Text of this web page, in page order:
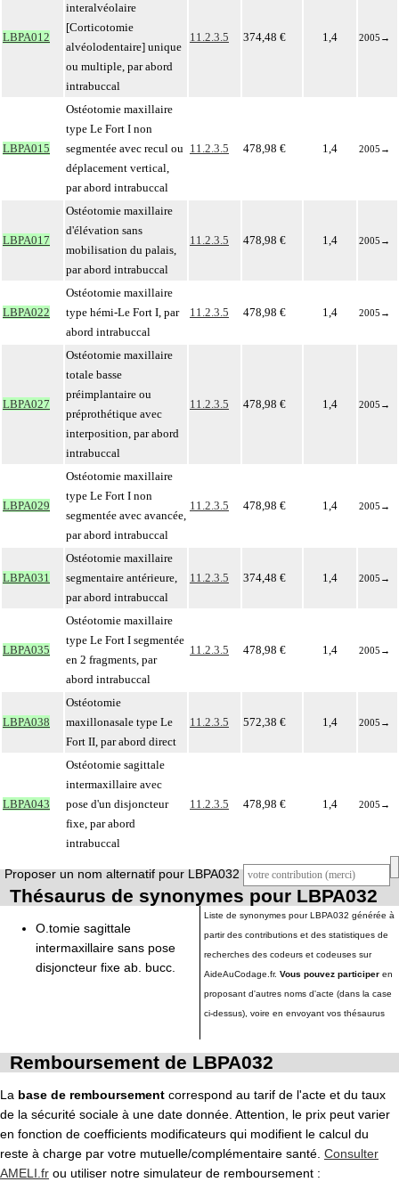
LBPA012
interalvéolaire
[Corticotomie
alvéolodentaire] unique
ou multiple, par abord
intrabuccal
11.2.3.5 374,48 € 1,4 2005 →
LBPA015
Ostéotomie maxillaire
type Le Fort I non
segmentée avec recul ou
déplacement vertical,
par abord intrabuccal
11.2.3.5 478,98 € 1,4 2005 →
LBPA017
Ostéotomie maxillaire
d'élévation sans
mobilisation du palais,
par abord intrabuccal
11.2.3.5 478,98 € 1,4 2005 →
LBPA022
Ostéotomie maxillaire
type hémi-Le Fort I, par
abord intrabuccal
11.2.3.5 478,98 € 1,4 2005 →
LBPA027
Ostéotomie maxillaire
totale basse
préimplantaire ou
préprothétique avec
interposition, par abord
intrabuccal
11.2.3.5 478,98 € 1,4 2005 →
LBPA029
Ostéotomie maxillaire
type Le Fort I non
segmentée avec avancée,
par abord intrabuccal
11.2.3.5 478,98 € 1,4 2005 →
LBPA031
Ostéotomie maxillaire
segmentaire antérieure,
par abord intrabuccal
11.2.3.5 374,48 € 1,4 2005 →
LBPA035
Ostéotomie maxillaire
type Le Fort I segmentée
en 2 fragments, par
abord intrabuccal
11.2.3.5 478,98 € 1,4 2005 →
LBPA038
Ostéotomie
maxillonasale type Le
Fort II, par abord direct
11.2.3.5 572,38 € 1,4 2005 →
LBPA043
Ostéotomie sagittale
intermaxillaire avec
pose d'un disjoncteur
fixe, par abord
intrabuccal
11.2.3.5 478,98 € 1,4 2005 →
Proposer un nom alternatif pour LBPA032
Thésaurus de synonymes pour LBPA032
O.tomie sagittale
intermaxillaire sans pose
disjoncteur fixe ab. bucc.
Liste de synonymes pour LBPA032 générée à
partir des contributions et des statistiques de
recherches des codeurs et codeuses sur
AideAuCodage.fr. Vous pouvez participer en
proposant d'autres noms d'acte (dans la case
ci-dessus), voire en envoyant vos thésaurus
Remboursement de LBPA032
La base de remboursement correspond au tarif de l'acte et du taux
de la sécurité sociale à une date donnée. Attention, le prix peut varier
en fonction de coefficients modificateurs qui modifient le calcul du
reste à charge par votre mutuelle/complémentaire santé. Consulter
AMELI.fr ou utiliser notre simulateur de remboursement :